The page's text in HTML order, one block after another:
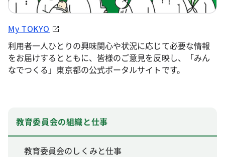
My TOKYO
利用者一人ひとりの興味関心や状況に応じて必要な情報
をお届けするとともに、皆様のご意見を反映し、「みん
なでつくる」東京都の公式ポータルサイトです。
教育委員会の組織と仕事
教育委員会のしくみと仕事